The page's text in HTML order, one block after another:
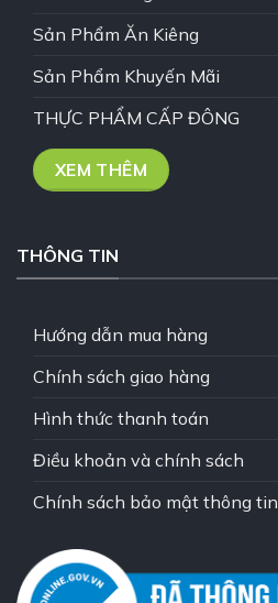
Sản Phẩm Ăn Kiêng
Sản Phẩm Khuyến Mãi
THỰC PHẨM CẤP ĐÔNG
XEM THÊM
THÔNG TIN
Hướng dẫn mua hàng
Chính sách giao hàng
Hình thức thanh toán
Điều khoản và chính sách
Chính sách bảo mật thông tin